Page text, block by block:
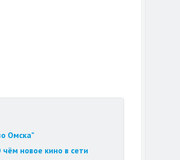
Омска"
новое кино в сети